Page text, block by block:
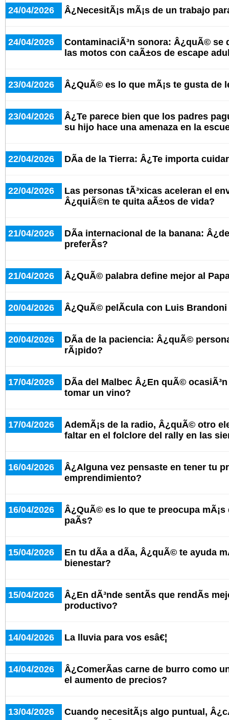
24/04/2026 Â¿NecesitÃ¡s mÃ¡s de un trabajo
24/04/2026
ContaminaciÃ³n sonora: Â¿quÃ© se
las motos con caÃ±os de escape
23/04/2026 Â¿QuÃ© es lo que mÃ¡s te gusta de
23/04/2026
Â¿Te parece bien que los padres
su hijo hace una amenaza en la
22/04/2026 DÃ­a de la Tierra: Â¿Te importa
22/04/2026
Las personas tÃ³xicas aceleran el
Â¿quiÃ©n te quita aÃ±os de vida?
21/04/2026
DÃ­a internacional de la banana:
preferÃ­s?
21/04/2026 Â¿QuÃ© palabra define mejor al
20/04/2026 Â¿QuÃ© pelÃ­cula con Luis Brandoni
20/04/2026
DÃ­a de la paciencia: Â¿quÃ©
rÃ¡pido?
17/04/2026
DÃ­a del Malbec Â¿En quÃ©
tomar un vino?
17/04/2026
AdemÃ¡s de la radio, Â¿quÃ© otro
faltar en el folclore del rally en las
16/04/2026
Â¿Alguna vez pensaste en tener tu
emprendimiento?
16/04/2026
Â¿QuÃ© es lo que te preocupa
paÃ­s?
15/04/2026
En tu dÃ­a a dÃ­a, Â¿quÃ© te ayuda
bienestar?
15/04/2026
Â¿En dÃ³nde sentÃ­s que rendÃ­s
productivo?
14/04/2026 La lluvia para vos esâ€¦
14/04/2026
Â¿ComerÃ­as carne de burro como
el aumento de precios?
13/04/2026
Cuando necesitÃ¡s algo puntual,